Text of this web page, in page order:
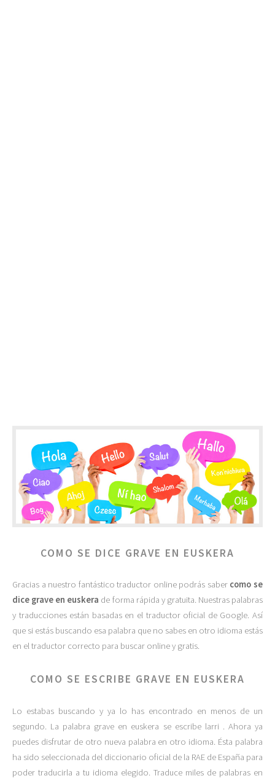
COMO SE DICE GRAVE EN EUSKERA
Gracias a nuestro fantástico traductor online podrás saber como se
dice grave en euskera de forma rápida y gratuita. Nuestras palabras
y traducciones están basadas en el traductor oficial de Google. Así
que si estás buscando esa palabra que no sabes en otro idioma estás
en el traductor correcto para buscar online y gratis.
COMO SE ESCRIBE GRAVE EN EUSKERA
Lo estabas buscando y ya lo has encontrado en menos de un
segundo. La palabra grave en euskera se escribe larri . Ahora ya
puedes disfrutar de otro nueva palabra en otro idioma. Ésta palabra
ha sido seleccionada del diccionario oficial de la RAE de España para
poder traducirla a tu idioma elegido. Traduce miles de palabras en